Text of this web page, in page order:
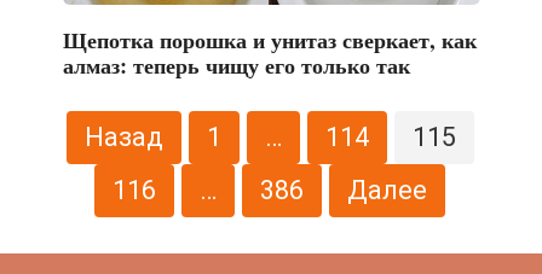
Щепотка порошка и унитаз сверкает, как
алмаз: теперь чищу его только так
Пагинация
записей
Назад 1 … 114
115
116
… 386 Далее